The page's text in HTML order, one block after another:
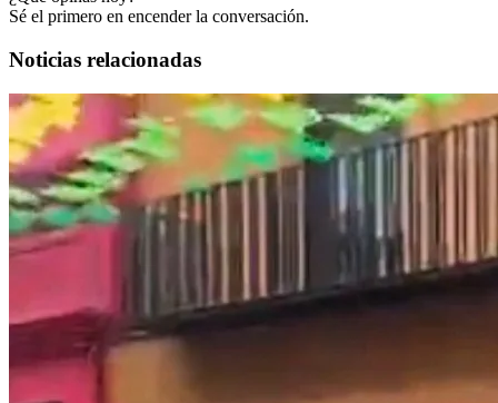
Sé el primero en encender la conversación.
Noticias relacionadas